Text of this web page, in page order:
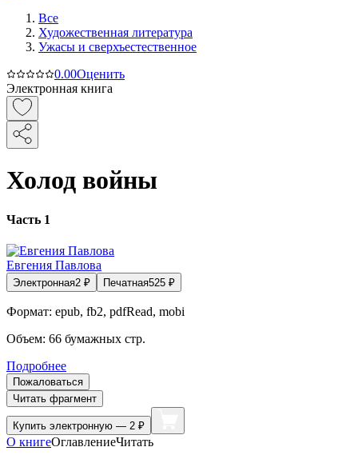
Все
Художественная литература
Ужасы и сверхъестественное
0.00Оценить
Электронная книга
Холод войны
Часть 1
Евгения Павлова
Электронная2 ₽ Печатная525 ₽
Формат: epub, fb2, pdfRead, mobi
Объем: 66 бумажных стр.
Подробнее
Пожаловаться
Читать фрагмент
Купить электронную — 2 ₽
О книгеОглавлениеЧитать